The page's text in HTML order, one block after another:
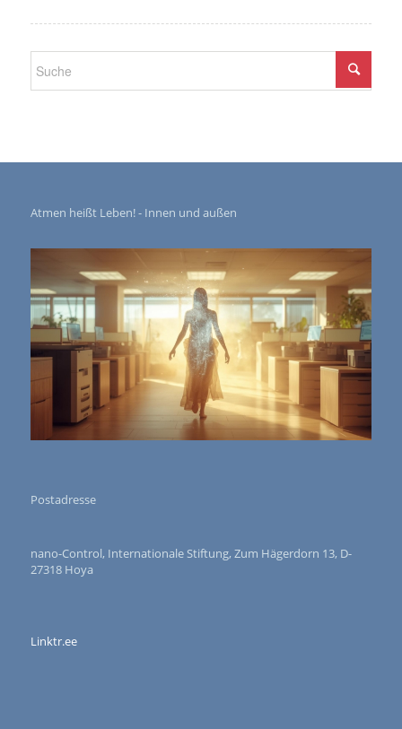
Atmen heißt Leben! - Innen und außen
Postadresse
nano-Control, Internationale Stiftung, Zum Hägerdorn 13, D-
27318 Hoya
Linktr.ee